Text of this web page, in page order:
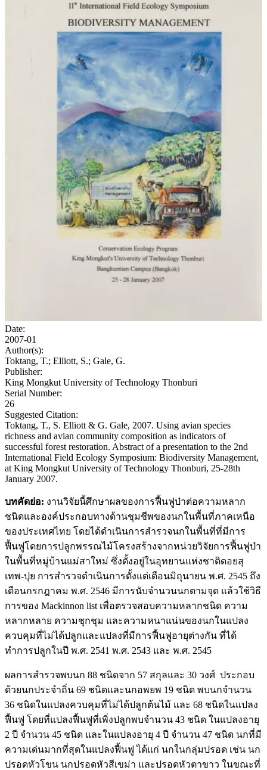
Date:
2007-01
Author(s):
Toktang, T.; Elliott, S.; Gale, G.
Publisher:
King Mongkut University of Technology Thonburi
Serial Number:
26
Suggested Citation:
Toktang, T., S. Elliott & G. Gale, 2007. Using avian species
richness and avian community composition as indicators of
successful forest restoration. Abstract of a presentation to the 2nd
International Field Ecology Symposium: Biodiversity Management,
at King Mongkut University of Technology Thonburi, 25-28th
January 2007.
บทคัดย่อ: งานวิจัยนี้ศึกษาผลของการฟื้นฟูป่าต่อความหลาก
ชนิดและองค์ประกอบทางด้านชุมชีพของนกในพื้นที่ภาคเหนือ
ของประเทศไทย โดยได้ดำเนินการสำรวจนกในพื้นที่ที่มีการ
ฟื้นฟูโดยการปลูกพรรณไม้โครงสร้างจากหน่วยวิจัยการฟื้นฟูป่า
ในพื้นที่หมู่บ้านแม่สาใหม่ ซึ่งตั้งอยู่ในอุทยานแห่งชาติดอยสุ
เทพ-ปุย การสำรวจดำเนินการตั้งแต่เดือนมิถุนายน พ.ศ. 2545 ถึง
เดือนกรกฎาคม พ.ศ. 2546 มีการนับจำนวนนกตามจุด แล้วใช้วิธี
การของ Mackinnon list เพื่อตรวจสอบความหลากชนิด ความ
หลากหลาย ความชุกชุม และความหนาแน่นของนกในแปลง
ควบคุมที่ไม่ได้ปลูกและแปลงที่มีการฟื้นฟูอายุต่างกัน ที่ได้
ทำการปลูกในปี พ.ศ. 2541 พ.ศ. 2543 และ พ.ศ. 2545
ผลการสำรวจพบนก 88 ชนิดจาก 57 สกุลและ 30 วงศ์ ประกอบ
ด้วยนกประจำถิ่น 69 ชนิดและนกอพยพ 19 ชนิด พบนกจำนวน
36 ชนิดในแปลงควบคุมที่ไม่ได้ปลูกต้นไม้ และ 68 ชนิดในแปลง
ฟื้นฟู โดยที่แปลงฟื้นฟูที่เพิ่งปลูกพบจำนวน 43 ชนิด ในแปลงอายุ
2 ปี จำนวน 45 ชนิด และในแปลงอายุ 4 ปี จำนวน 47 ชนิด นกที่มี
ความเด่นมากที่สุดในแปลงฟื้นฟู ได้แก่ นกในกลุ่มปรอด เช่น นก
ปรอดหัวโขน นกปรอดหัวสีเขม่า และปรอดหัวตาขาว ในขณะที่